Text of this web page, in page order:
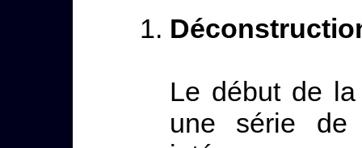
Le début de
une série de